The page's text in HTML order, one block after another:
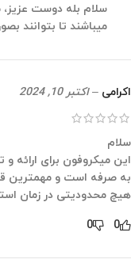
میباشند تا بتوانند
اکرامی – اکتبر 10, 2024
سلام
این میکروفون برای ارائه
به صرفه است و مهمترین
هیچ محدودیتی در زمان
0
0